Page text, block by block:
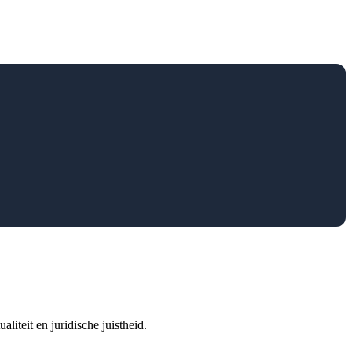
en juridische juistheid.